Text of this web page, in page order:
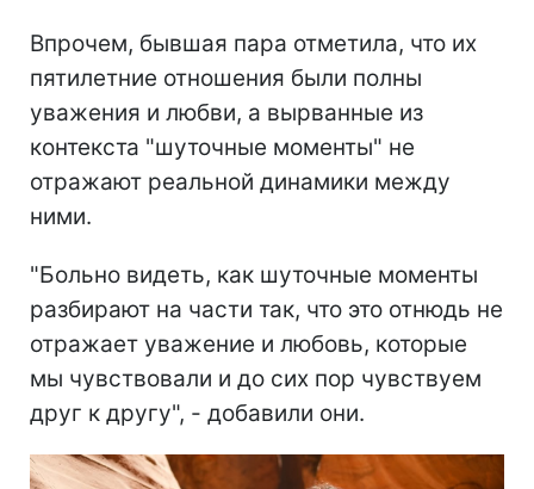
Впрочем, бывшая пара отметила, что их
пятилетние отношения были полны
уважения и любви, а вырванные из
контекста "шуточные моменты" не
отражают реальной динамики между
ними.
"Больно видеть, как шуточные моменты
разбирают на части так, что это отнюдь не
отражает уважение и любовь, которые
мы чувствовали и до сих пор чувствуем
друг к другу", - добавили они.